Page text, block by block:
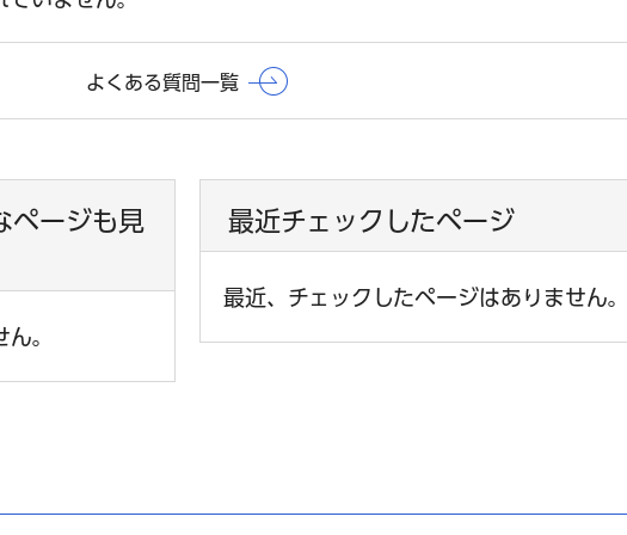
よくある質問一覧
ページも見
。
最近チェックしたページ
最近、チェックしたページはありません。